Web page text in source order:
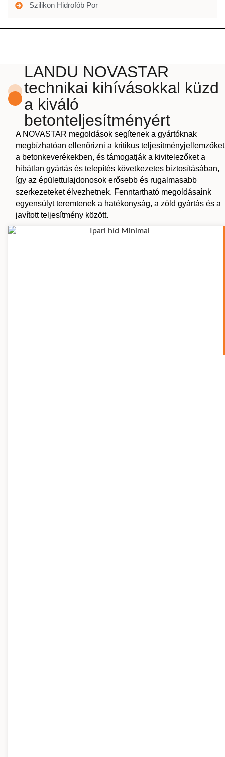
Szilikon Hidrofób Por
LANDU NOVASTAR
technikai kihívásokkal küzd
a kiváló
betonteljesítményért
A NOVASTAR megoldások segítenek a gyártóknak
megbízhatóan ellenőrizni a kritikus teljesítményjellemzőket
a betonkeverékekben, és támogatják a kivitelezőket a
hibátlan gyártás és telepítés következetes biztosításában,
így az épülettulajdonosok erősebb és rugalmasabb
szerkezeteket élvezhetnek. Fenntartható megoldásaink
egyensúlyt teremtenek a hatékonyság, a zöld gyártás és a
javított teljesítmény között.